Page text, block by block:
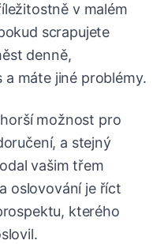
v malém
scrapujete
denně,
máte jiné problémy.
možnost pro
a stejný
vašim třem
oslovování je říct
kterého